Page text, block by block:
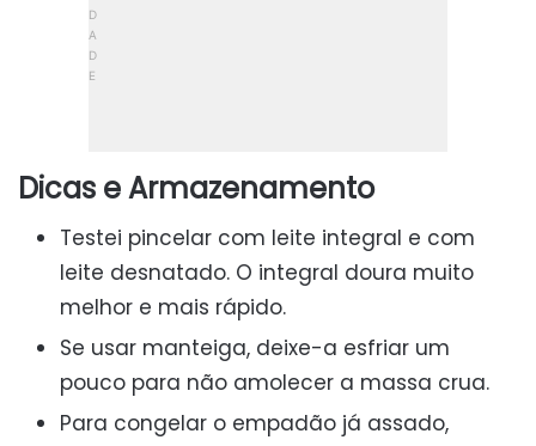
Dicas e Armazenamento
Testei pincelar com leite integral e com
leite desnatado. O integral doura muito
melhor e mais rápido.
Se usar manteiga, deixe-a esfriar um
pouco para não amolecer a massa crua.
Para congelar o empadão já assado,